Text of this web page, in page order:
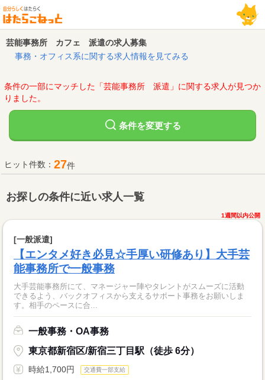
芸能事務所 カフェ 派遣の求人募集
事務・オフィス系に関する求人情報を見てみる
条件の一部にマッチした「芸能事務所 派遣」に関する求人が見つか
りました。
条件を変更する
ヒット件数： 27件
お探しの条件に近い求人一覧
1週間以内公開
[一般派遣]
【エンタメ好き必見☆手厚い研修あり】大手芸
能事務所で一般事務
大手芸能事務所にて、マネージャー陣やタレントがスムーズに活動
できるよう、バックオフィスから支えるサポート事務をお願いしま
す。相手のペースに合...
一般事務・OA事務
東京都新宿区/新宿三丁目駅（徒歩 6分）
時給1,700円 交通費一部支給